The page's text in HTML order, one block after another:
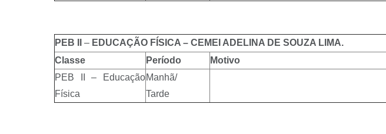
PEB II – EDUCAÇÃO FÍSICA – CEMEI ADELINA DE SOUZA LIMA.
Classe
Período Motivo
PEB II – Educação
Física
Manhã/
Tarde